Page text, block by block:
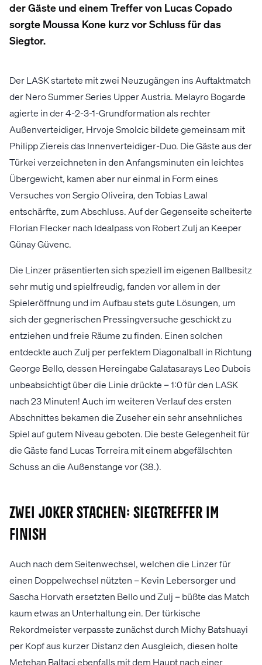
der Gäste und einem Treffer von Lucas Copado
sorgte Moussa Kone kurz vor Schluss für das
Siegtor.
Der LASK startete mit zwei Neuzugängen ins Auftaktmatch
der Nero Summer Series Upper Austria. Melayro Bogarde
agierte in der 4-2-3-1-Grundformation als rechter
Außenverteidiger, Hrvoje Smolcic bildete gemeinsam mit
Philipp Ziereis das Innenverteidiger-Duo. Die Gäste aus der
Türkei verzeichneten in den Anfangsminuten ein leichtes
Übergewicht, kamen aber nur einmal in Form eines
Versuches von Sergio Oliveira, den Tobias Lawal
entschärfte, zum Abschluss. Auf der Gegenseite scheiterte
Florian Flecker nach Idealpass von Robert Zulj an Keeper
Günay Güvenc.
Die Linzer präsentierten sich speziell im eigenen Ballbesitz
sehr mutig und spielfreudig, fanden vor allem in der
Spieleröffnung und im Aufbau stets gute Lösungen, um
sich der gegnerischen Pressingversuche geschickt zu
entziehen und freie Räume zu finden. Einen solchen
entdeckte auch Zulj per perfektem Diagonalball in Richtung
George Bello, dessen Hereingabe Galatasarays Leo Dubois
unbeabsichtigt über die Linie drückte – 1:0 für den LASK
nach 23 Minuten! Auch im weiteren Verlauf des ersten
Abschnittes bekamen die Zuseher ein sehr ansehnliches
Spiel auf gutem Niveau geboten. Die beste Gelegenheit für
die Gäste fand Lucas Torreira mit einem abgefälschten
Schuss an die Außenstange vor (38.).
Zwei Joker stachen: Siegtreffer im
Finish
Auch nach dem Seitenwechsel, welchen die Linzer für
einen Doppelwechsel nützten – Kevin Lebersorger und
Sascha Horvath ersetzten Bello und Zulj – büßte das Match
kaum etwas an Unterhaltung ein. Der türkische
Rekordmeister verpasste zunächst durch Michy Batshuayi
per Kopf aus kurzer Distanz den Ausgleich, diesen holte
Metehan Baltaci ebenfalls mit dem Haupt nach einer